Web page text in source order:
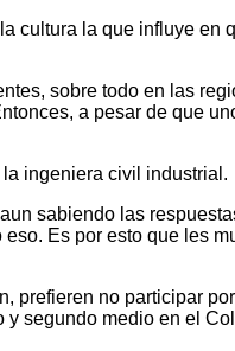
cultura la que influye en
sobre todo en las
a pesar de que
ingeniera civil industrial.
sabiendo las
Es por esto que les
prefieren no participar
y segundo medio en el